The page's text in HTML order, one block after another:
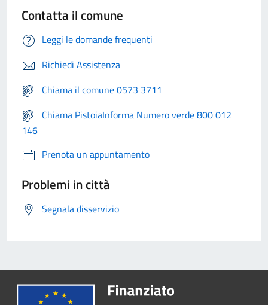
Contatta il comune
Leggi le domande frequenti
Richiedi Assistenza
Chiama il comune 0573 3711
Chiama PistoiaInforma Numero verde 800 012
146
Prenota un appuntamento
Problemi in città
Segnala disservizio